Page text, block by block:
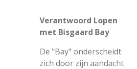
Verantwoord Lopen
met Bisgaard Bay
De "Bay" onderscheidt
zich door zijn aandacht